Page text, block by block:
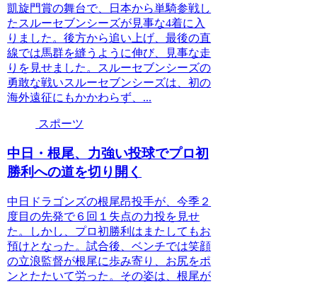
凱旋門賞の舞台で、日本から単騎参戦し
たスルーセブンシーズが見事な4着に入
りました。後方から追い上げ、最後の直
線では馬群を縫うように伸び、見事な走
りを見せました。スルーセブンシーズの
勇敢な戦いスルーセブンシーズは、初の
海外遠征にもかかわらず、...
スポーツ
中日・根尾、力強い投球でプロ初
勝利への道を切り開く
中日ドラゴンズの根尾昂投手が、今季２
度目の先発で６回１失点の力投を見せ
た。しかし、プロ初勝利はまたしてもお
預けとなった。試合後、ベンチでは笑顔
の立浪監督が根尾に歩み寄り、お尻をポ
ンとたたいて労った。その姿は、根尾が